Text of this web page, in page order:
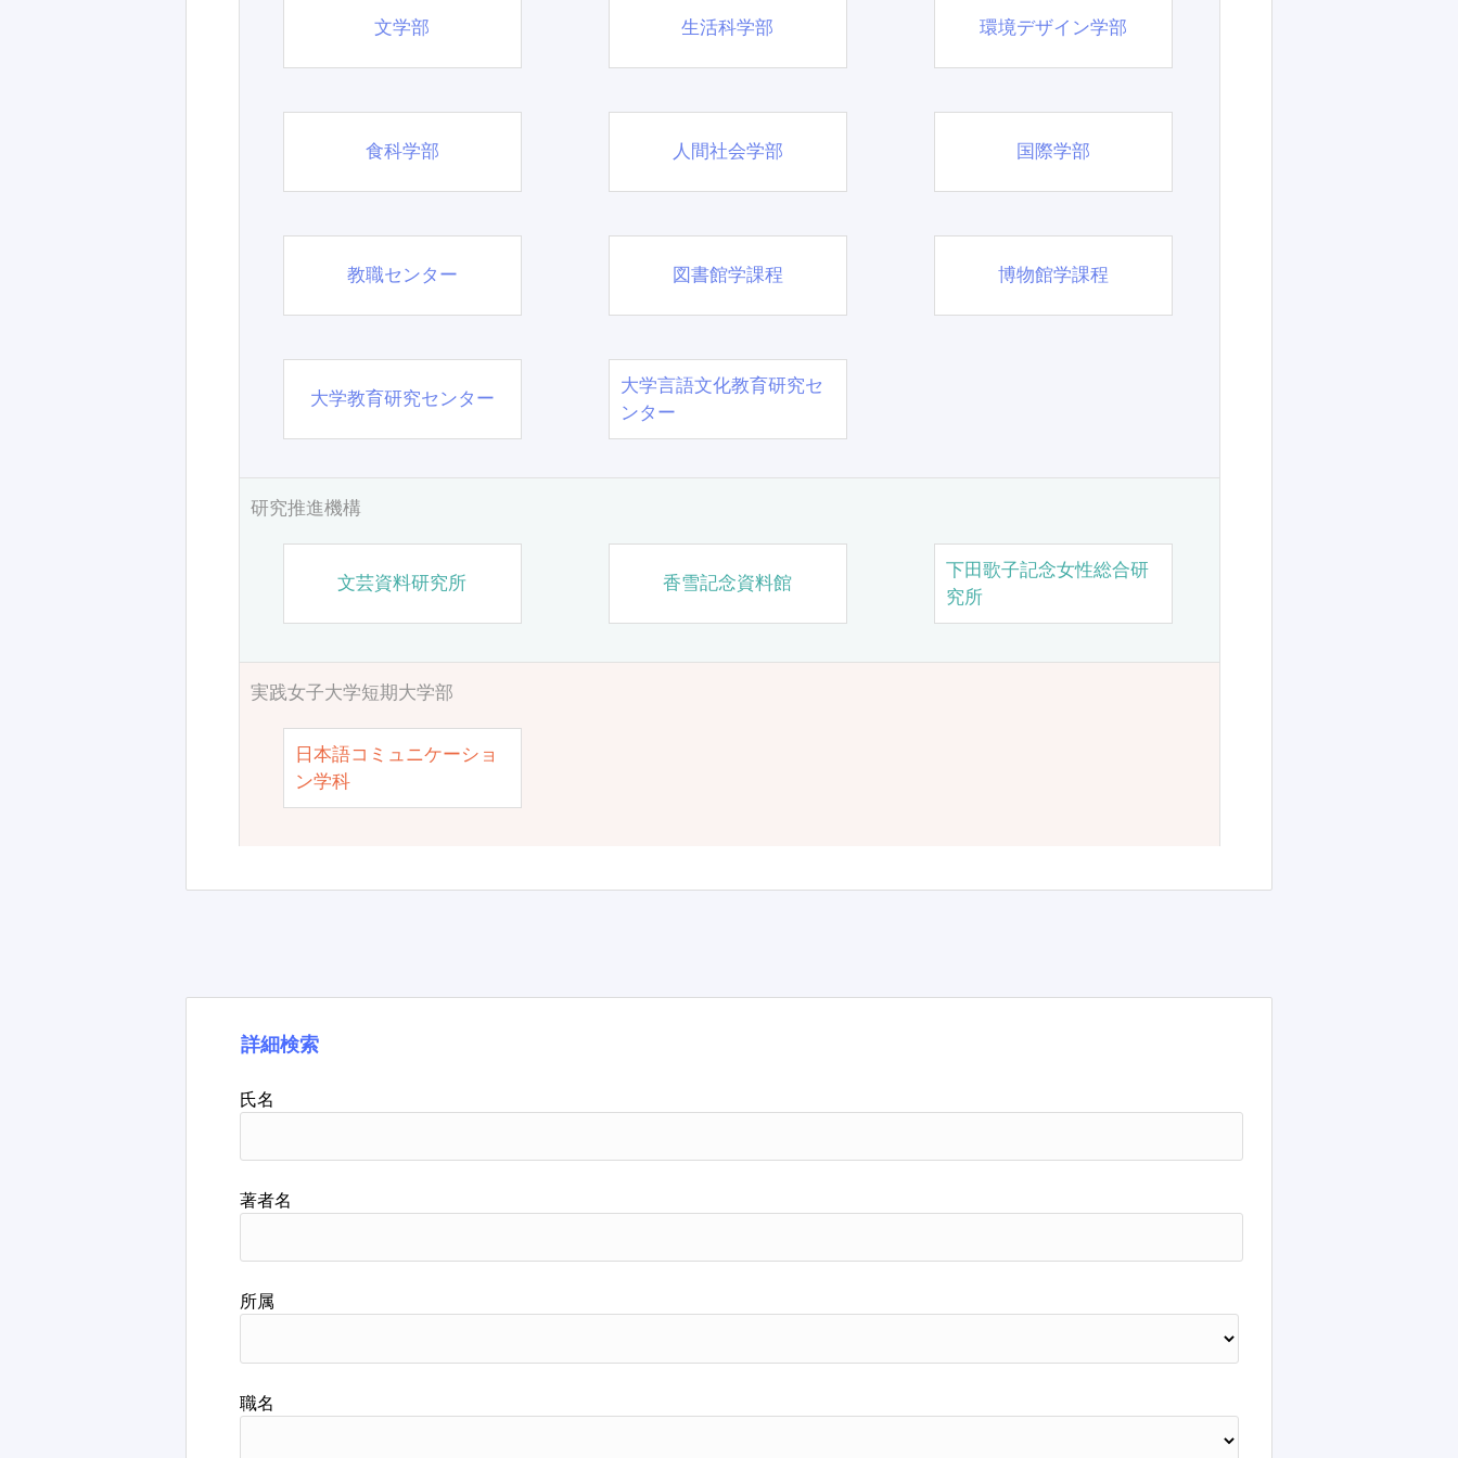
文学部 生活科学部 環境デザイン学部
食科学部 人間社会学部 国際学部
教職センター 図書館学課程 博物館学課程
大学教育研究センター
大学言語文化教育研究セ
ンター
研究推進機構
文芸資料研究所 香雪記念資料館
下田歌子記念女性総合研
究所
実践女子大学短期大学部
日本語コミュニケーショ
ン学科
詳細検索
氏名
著者名
所属
職名